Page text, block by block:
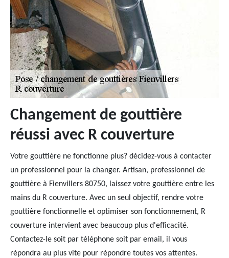
Changement de gouttière
réussi avec R couverture
Votre gouttière ne fonctionne plus? décidez-vous à contacter
un professionnel pour la changer. Artisan, professionnel de
gouttière à Fienvillers 80750, laissez votre gouttière entre les
mains du R couverture. Avec un seul objectif, rendre votre
gouttière fonctionnelle et optimiser son fonctionnement, R
couverture intervient avec beaucoup plus d'efficacité.
Contactez-le soit par téléphone soit par email, il vous
répondra au plus vite pour répondre toutes vos attentes.